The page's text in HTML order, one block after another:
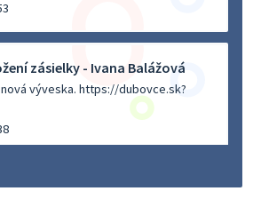
zásielky - Ivana Balážová
výveska. https://dubovce.sk?
Marián Sivoň